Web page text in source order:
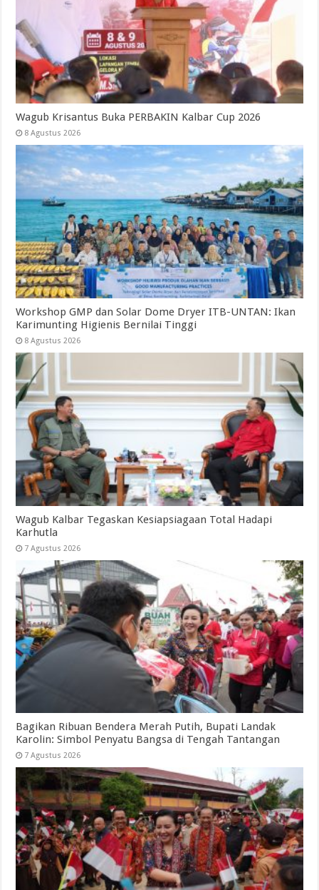
Wagub Krisantus Buka PERBAKIN Kalbar Cup 2026
8 Agustus 2026
Workshop GMP dan Solar Dome Dryer ITB-UNTAN: Ikan
Karimunting Higienis Bernilai Tinggi
8 Agustus 2026
Wagub Kalbar Tegaskan Kesiapsiagaan Total Hadapi
Karhutla
7 Agustus 2026
Bagikan Ribuan Bendera Merah Putih, Bupati Landak
Karolin: Simbol Penyatu Bangsa di Tengah Tantangan
7 Agustus 2026